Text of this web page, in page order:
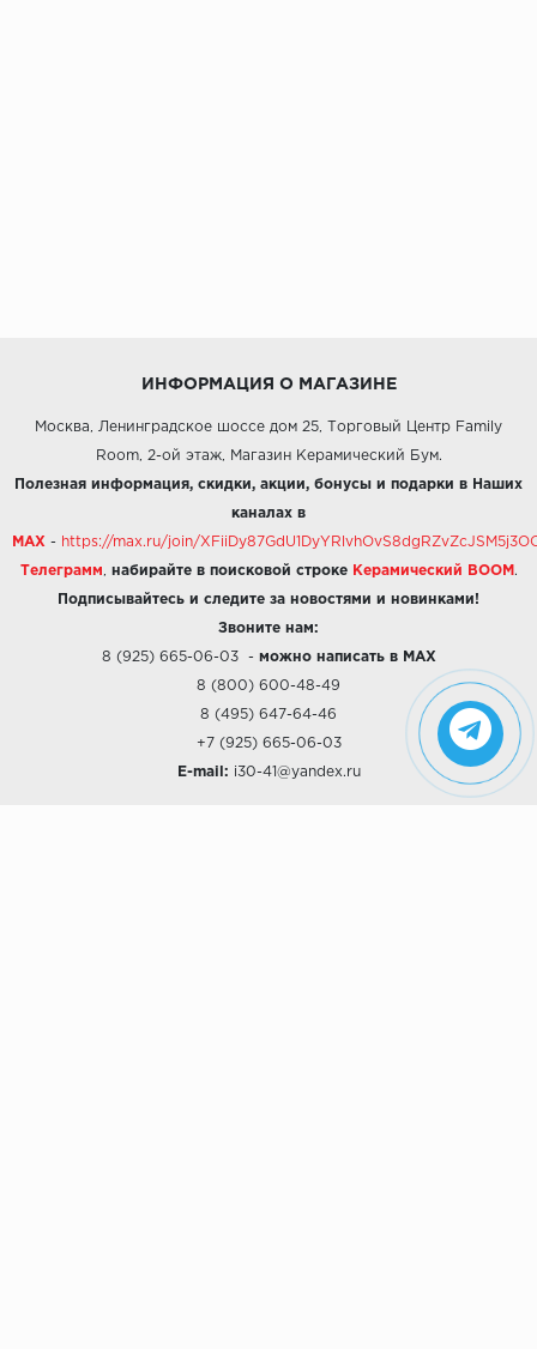
ИНФОРМАЦИЯ О МАГАЗИНЕ
Москва, Ленинградское шоссе дом 25, Торговый Центр Family
Room, 2-ой этаж, Магазин Керамический Бум.
Полезная информация, скидки, акции, бонусы и подарки в Наших
каналах в
MAX - https://max.ru/join/
Телеграмм набирайте в поисковой строке Керамический BOOM .
Подписывайтесь и следите за новостями и новинками!
Звоните нам:
8 (925) 665-06-03- можно написать в MAX
8 (800) 600-48-49
8 (495) 647-64-46
+7 (925) 665-06-03
E-mail: i30-41@yandex.ru